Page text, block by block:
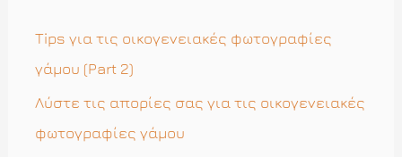
η
σ
η
γ
Tips για τις οικογενειακές φωτογραφίες
γάμου (Part 2)
Λύστε τις απορίες σας για τις οικογενειακές
φωτογραφίες γάμου